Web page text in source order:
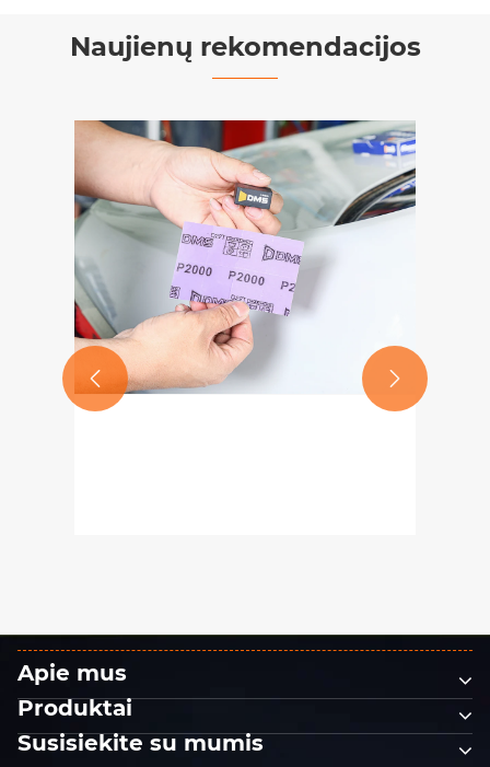
Naujienų rekomendacijos
 
Apie mus
Produktai
Susisiekite su mumis